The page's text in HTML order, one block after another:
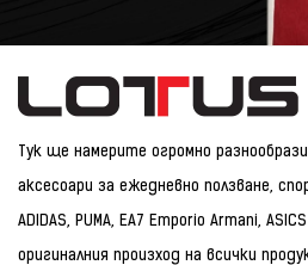
Тук ще намерите огромно
аксесоари за ежедневно ползване,
ADIDAS, PUMA, EA7 Emporio Armani,
оригиналния произход на всички